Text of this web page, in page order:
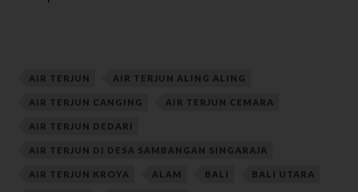
AIR TERJUN AIR TERJUN ALING ALING
AIR TERJUN CANGING AIR TERJUN CEMARA
AIR TERJUN DEDARI
AIR TERJUN DI DESA SAMBANGAN SINGARAJA
AIR TERJUN KROYA ALAM BALI BALI UTARA